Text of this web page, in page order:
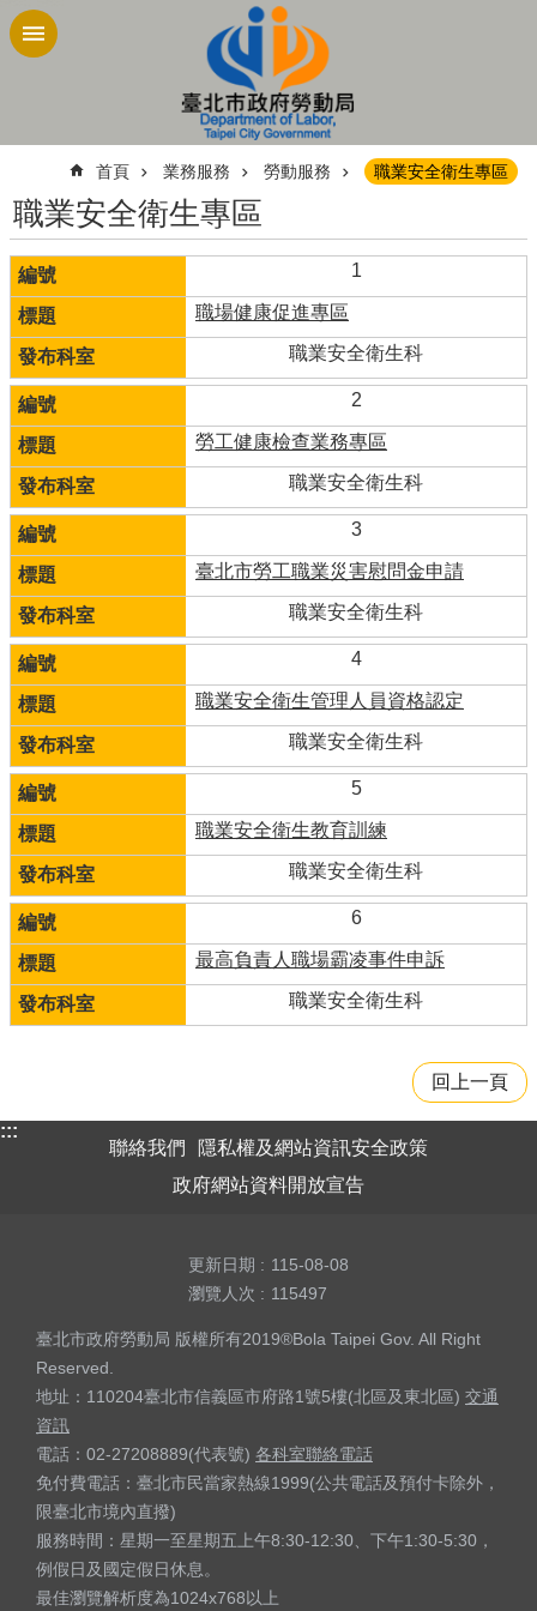
跳到主要內容區塊
首頁 業務服務 勞動服務 職業安全衛生專區
職業安全衛生專區
1
職場健康促進專區
職業安全衛生科
2
勞工健康檢查業務專區
職業安全衛生科
3
臺北市勞工職業災害慰問金申請
職業安全衛生科
4
職業安全衛生管理人員資格認定
職業安全衛生科
5
職業安全衛生教育訓練
職業安全衛生科
6
最高負責人職場霸凌事件申訴
職業安全衛生科
回上一頁
:::
聯絡我們
隱私權及網站資訊安全政策
政府網站資料開放宣告
更新日期
115-08-08
瀏覽人次
115497
臺北市政府勞動局 版權所有2019®Bola Taipei Gov. All Right
Reserved.
地址：110204臺北市信義區市府路1號5樓(北區及東北區) 交通
資訊
電話：02-27208889(代表號) 各科室聯絡電話
免付費電話：臺北市民當家熱線1999(公共電話及預付卡除外，
限臺北市境內直撥)
服務時間：星期一至星期五上午8:30-12:30、下午1:30-5:30，
例假日及國定假日休息。
最佳瀏覽解析度為1024x768以上